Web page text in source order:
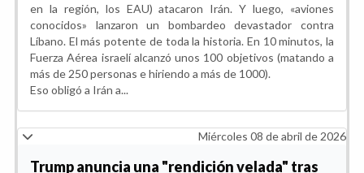
en la región, los EAU) atacaron Irán. Y luego, «aviones
conocidos» lanzaron un bombardeo devastador contra
Líbano. El más potente de toda la historia. En 10 minutos, la
Fuerza Aérea israelí alcanzó unos 100 objetivos (matando a
más de 250 personas e hiriendo a más de 1000).
Eso obligó a Irán a...
Miércoles 08 de abril de 2026
Trump anuncia una "rendición velada" tras